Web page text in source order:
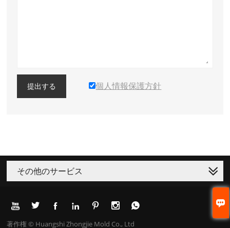

提出する 個人情報保護方針
その他のサービス
      
著作権 © Huangshi Zhongjie Mold Co., Ltd